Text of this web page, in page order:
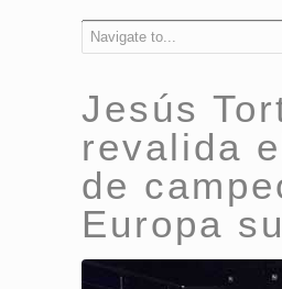
Navigate to...
Jesús
revalida
de
Europa